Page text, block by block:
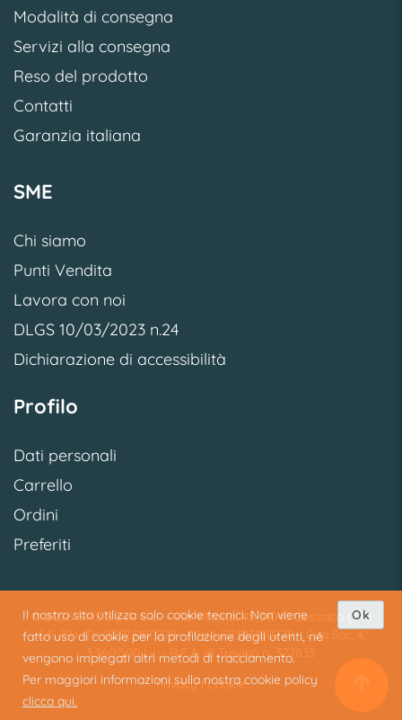
Il nostro sito utilizza solo cookie tecnici. Non viene
fatto uso di cookie per la profilazione degli utenti, né
vengono impiegati altri metodi di tracciamento.
Per maggiori informazioni sulla nostra cookie policy
clicca qui.
Ok
Modalità di consegna
Servizi alla consegna
Reso del prodotto
Contatti
Garanzia italiana
SME
Chi siamo
Punti Vendita
Lavora con noi
DLGS 10/03/2023 n.24
Dichiarazione di accessibilità
Profilo
Dati personali
Carrello
Ordini
Preferiti
© 2026 SME S.p.A. S.U. - Via Vittoria, 45 31040 Cessalto (TV)
C.F./R.I. TV 02323180279 - P.IVA 02323180279 - Cap.Soc. €
3.360.500 i.v. - R.E.A. di Treviso n. 327835
Privacy|Cookie